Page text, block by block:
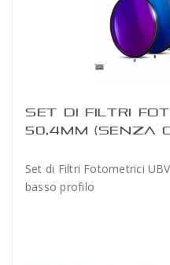
SET DI FILTRI
50,4MM (SENZA
Set di Filtri Fotometrici
basso profilo